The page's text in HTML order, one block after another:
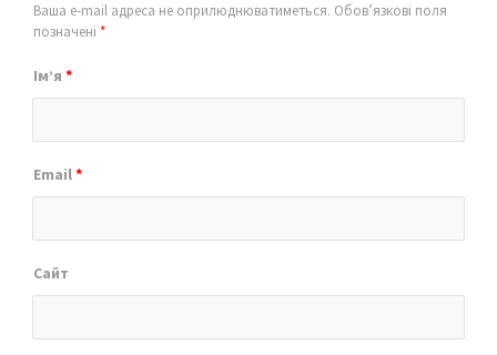
Ваша e-mail адреса не оприлюднюватиметься. Обов’язкові поля
позначені *
Ім’я *
Email*
Сайт